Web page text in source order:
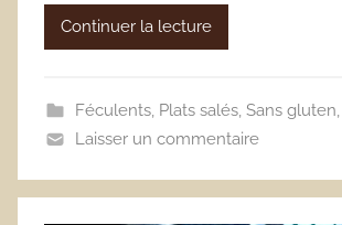
Continuer la lecture
Féculents, Plats salés, Sans gluten
Laisser un commentaire